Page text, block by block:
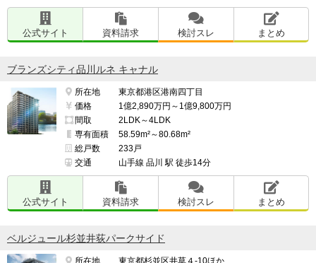
公式サイト 資料請求 検討スレ まとめ
ブランズシティ品川ルネ キャナル
所在地
東京都港区港南四丁目
価格
1億2,890万円～1億9,800万円
間取
2LDK～4LDK
専有面積
58.59m²～80.68m²
総戸数
233戸
交通
山手線 品川 駅 徒歩14分
公式サイト 資料請求 検討スレ まとめ
ベルジュール杉並井荻パークサイド
所在地
東京都杉並区井草４-10ほか